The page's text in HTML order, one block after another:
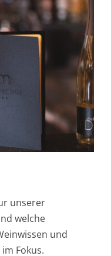
unserer
welche
und
Fokus.